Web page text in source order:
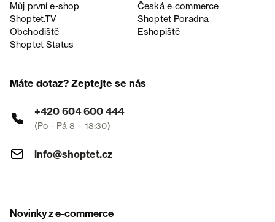
Můj první e-shop
Česká e‑commerce
Shoptet.TV
Shoptet Poradna
Obchodiště
Eshopiště
Shoptet Status
Máte dotaz? Zeptejte se nás
+420 604 600 444
(Po - Pá 8 – 18:30)
info@shoptet.cz
Novinky z e-commerce